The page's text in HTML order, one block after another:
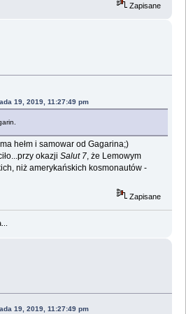
Zapisane
19, 2019, 11:27:49 pm
hełm i samowar od Gagarina;)
okazjiSalut 7, że Lemowym
niż amerykańskich kosmonautów -
Zapisane
19, 2019, 11:27:49 pm